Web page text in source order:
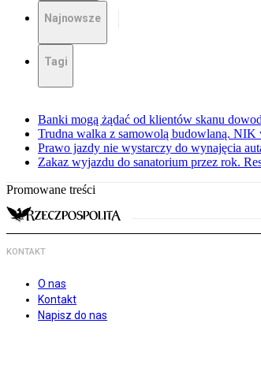
Najnowsze
Tagi
Banki mogą żądać od klientów skanu
Trudna walka z samowolą budowlaną.
Prawo jazdy nie wystarczy do wynajęcia
Zakaz wyjazdu do sanatorium przez rok.
Promowane treści
KONTAKT
O nas
Kontakt
Napisz do nas